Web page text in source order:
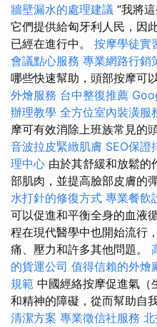
牆壁漏水的處理建議 ”我將
它們提供給匈牙利人民，因
已經在進行中。 按摩學徒實
會議點心服務 專業網路行銷
哪些快速幫助，頭部按摩可
外燴服務 台中整復推薦
辦理教學 全方位室內裝潢服
摩可有效消除上班族常見的
音波拉皮緊緻肌膚 SEO保證
理中心 由於其舒緩和放鬆的
部肌肉，並提高臉部皮膚的
水打針的修復方式 專業餐飲
可以促進和平衡全身的血液
程在現代醫學中也開始流行
痛、壓力和許多其他問題。
的貨運公司 值得信賴的外燴
規範 中國經絡按摩促進氣（
和精神的障礙，從而幫助自
清潔方案 專業徵信社服務